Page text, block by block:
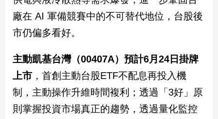
廠在 AI 軍備競賽中的不可替代地位，台股後
市仍偏多看好。
主動凱基台灣（00407A）預計6月24日掛牌
上市 ，首創主動台股ETF不配息再投入機
制，主動操作升維時間複利；透過「3好」原
則掌握投資市場真正的趨勢，透過量化監控